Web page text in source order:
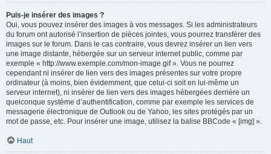
Puis-je insérer des images ?
Oui, vous pouvez insérer des images à vos messages. Si les administrateurs
du forum ont autorisé l’insertion de pièces jointes, vous pourrez transférer des
images sur le forum. Dans le cas contraire, vous devrez insérer un lien vers
une image distante, hébergée sur un serveur internet public, comme par
exemple « http://www.exemple.com/mon-image.gif ». Vous ne pourrez
cependant ni insérer de lien vers des images présentes sur votre propre
ordinateur (à moins, bien évidemment, que celui-ci soit en lui-même un
serveur internet), ni insérer de lien vers des images hébergées derrière un
quelconque système d’authentification, comme par exemple les services de
messagerie électronique de Outlook ou de Yahoo, les sites protégés par un
mot de passe, etc. Pour insérer une image, utilisez la balise BBCode « [img] ».
Haut